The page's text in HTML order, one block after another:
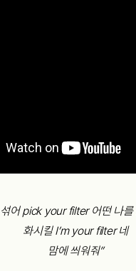
어 pick your filter 어떤 나
화시킬 I’m your filter 네
맘에 씌워줘”